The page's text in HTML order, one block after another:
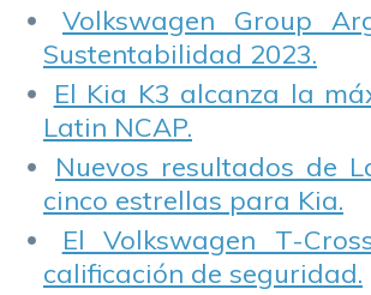
Volkswagen Group
Sustentabilidad 2023.
El Kia K3 alcanza la
Latin NCAP.
Nuevos resultados de
cinco estrellas para Kia.
El Volkswagen T-
calificación de seguridad.